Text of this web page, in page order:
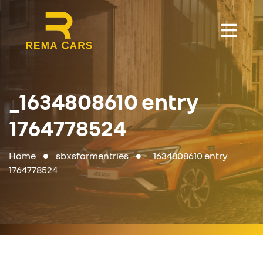
_1634808610 entry
1764778524
Home sbxsformentries
_1634808610 entry
1764778524